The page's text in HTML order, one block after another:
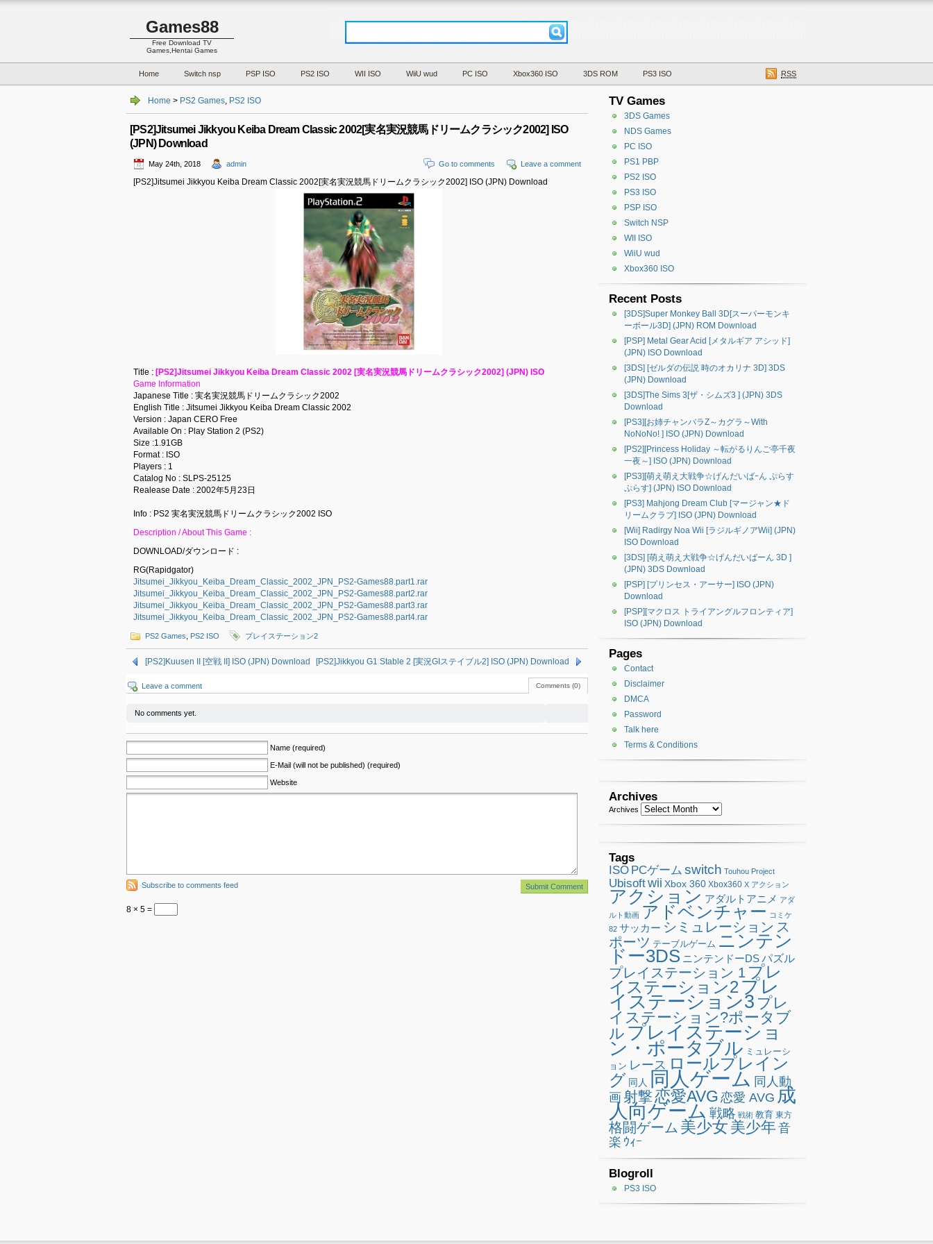
Games88
Free Download TV
Games,Hentai Games
Home Switch nsp PSP ISO PS2 ISO WII ISO WiiU wud PC ISO Xbox360 ISO 3DS ROM PS3 ISO RSS
Home > PS2 Games, PS2 ISO
[PS2]Jitsumei Jikkyou Keiba Dream Classic 2002[実名実況競馬ドリームクラシック2002] ISO
(JPN) Download
May 24th, 2018 admin Leave a comment
Go to comments
[PS2]Jitsumei Jikkyou Keiba Dream Classic 2002[実名実況競馬ドリームクラシック2002] ISO (JPN) Download
Title : [PS2]Jitsumei Jikkyou Keiba Dream Classic 2002 [実名実況競馬ドリームクラシック2002] (JPN) ISO
Game Information
Japanese Title : 実名実況競馬ドリームクラシック2002
English Title : Jitsumei Jikkyou Keiba Dream Classic 2002
Version : Japan CERO Free
Available On : Play Station 2 (PS2)
Size :1.91GB
Format : ISO
Players : 1
Catalog No : SLPS-25125
Realease Date : 2002年5月23日
Info : PS2 実名実況競馬ドリームクラシック2002 ISO
Description / About This Game :
DOWNLOAD/ダウンロード :
RG(Rapidgator)
Jitsumei_Jikkyou_Keiba_Dream_Classic_2002_JPN_PS2-Games88.part1.rar
Jitsumei_Jikkyou_Keiba_Dream_Classic_2002_JPN_PS2-Games88.part2.rar
Jitsumei_Jikkyou_Keiba_Dream_Classic_2002_JPN_PS2-Games88.part3.rar
Jitsumei_Jikkyou_Keiba_Dream_Classic_2002_JPN_PS2-Games88.part4.rar
PS2 Games PS2 ISO プレイステーション2
[PS2]Kuusen II [空戦 II] ISO (JPN) Download [PS2]Jikkyou G1 Stable 2 [実況GIステイブル2] ISO (JPN) Download
Comments (0)
Leave a comment
No comments yet.
Name (required)
E-Mail (will not be published) (required)
Website
Subscribe to comments feed
8 × 5 =
TV Games
3DS Games
NDS Games
PC ISO
PS1 PBP
PS2 ISO
PS3 ISO
PSP ISO
Switch NSP
WII ISO
WiiU wud
Xbox360 ISO
Recent Posts
[3DS]Super Monkey Ball 3D[スーパーモンキ
ーボール3D] (JPN) ROM Download
[PSP] Metal Gear Acid [メタルギア アシッド]
(JPN) ISO Download
[3DS] [ゼルダの伝説 時のオカリナ 3D] 3DS
(JPN) Download
[3DS]The Sims 3[ザ・シムズ3 ] (JPN) 3DS
Download
[PS3][お姉チャンバラZ～カグラ～With
NoNoNo! ] ISO (JPN) Download
[PS2][Princess Holiday ～転がるりんご亭千夜
一夜～] ISO (JPN) Download
[PS3][萌え萌え大戦争☆げんだいばｰん ぷらす
ぷらす] (JPN) ISO Download
[PS3] Mahjong Dream Club [マージャン★ド
リームクラブ] ISO (JPN) Download
[Wii] Radirgy Noa Wii [ラジルギノアWii] (JPN)
ISO Download
[3DS] [萌え萌え大戦争☆げんだいばーん 3D ]
(JPN) 3DS Download
[PSP] [プリンセス・アーサー] ISO (JPN)
Download
[PSP][マクロス トライアングルフロンティア]
ISO (JPN) Download
Pages
Contact
Disclaimer
DMCA
Password
Talk here
Terms & Conditions
Archives
Archives
Tags
ISO PCゲーム switch Touhou Project
Ubisoftwii Xbox 360 Xbox360 X アクション
アクション アダルトアニメ アダ
ルト動画 アドベンチャー コミケ
82 サッカー シミュレーション ス
ポーツ テーブルゲーム ニンテン
ドー3DS ニンテンドーDSパズル
プレイステーション 1 プレ
イステーション2プレ
イステーション3 プレ
イステーション?ポータブ
ル プレイステーショ
ン・ポータブル ミュレーシ
ョン レース ロールプレイン
グ 同人 同人ゲーム 同人動
画射撃恋愛AVG 恋愛 AVG 成
人向ゲーム 戦略 戦術 教育 東方
格闘ゲーム 美少女 美少年音
楽 ｳｨｰ
Blogroll
PS3 ISO